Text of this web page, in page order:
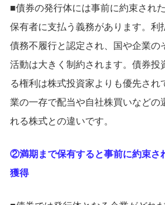
■債券の発行体には事前に約束され
保有者に支払う義務があります。利
債務不履行と認定され、国や企業の
活動は大きく制約されます。債券投
る権利は株式投資家よりも優先され
業の一存で配当や自社株買いなどの
れる株式との違いです。
②満期まで保有すると事前に約束さ
獲得